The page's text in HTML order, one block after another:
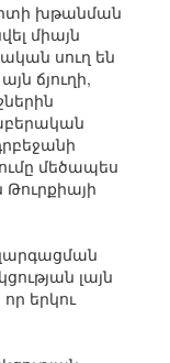
խթանման
միայն
սուղ են
ճյուղի,
մեծապես
լայն
երկու